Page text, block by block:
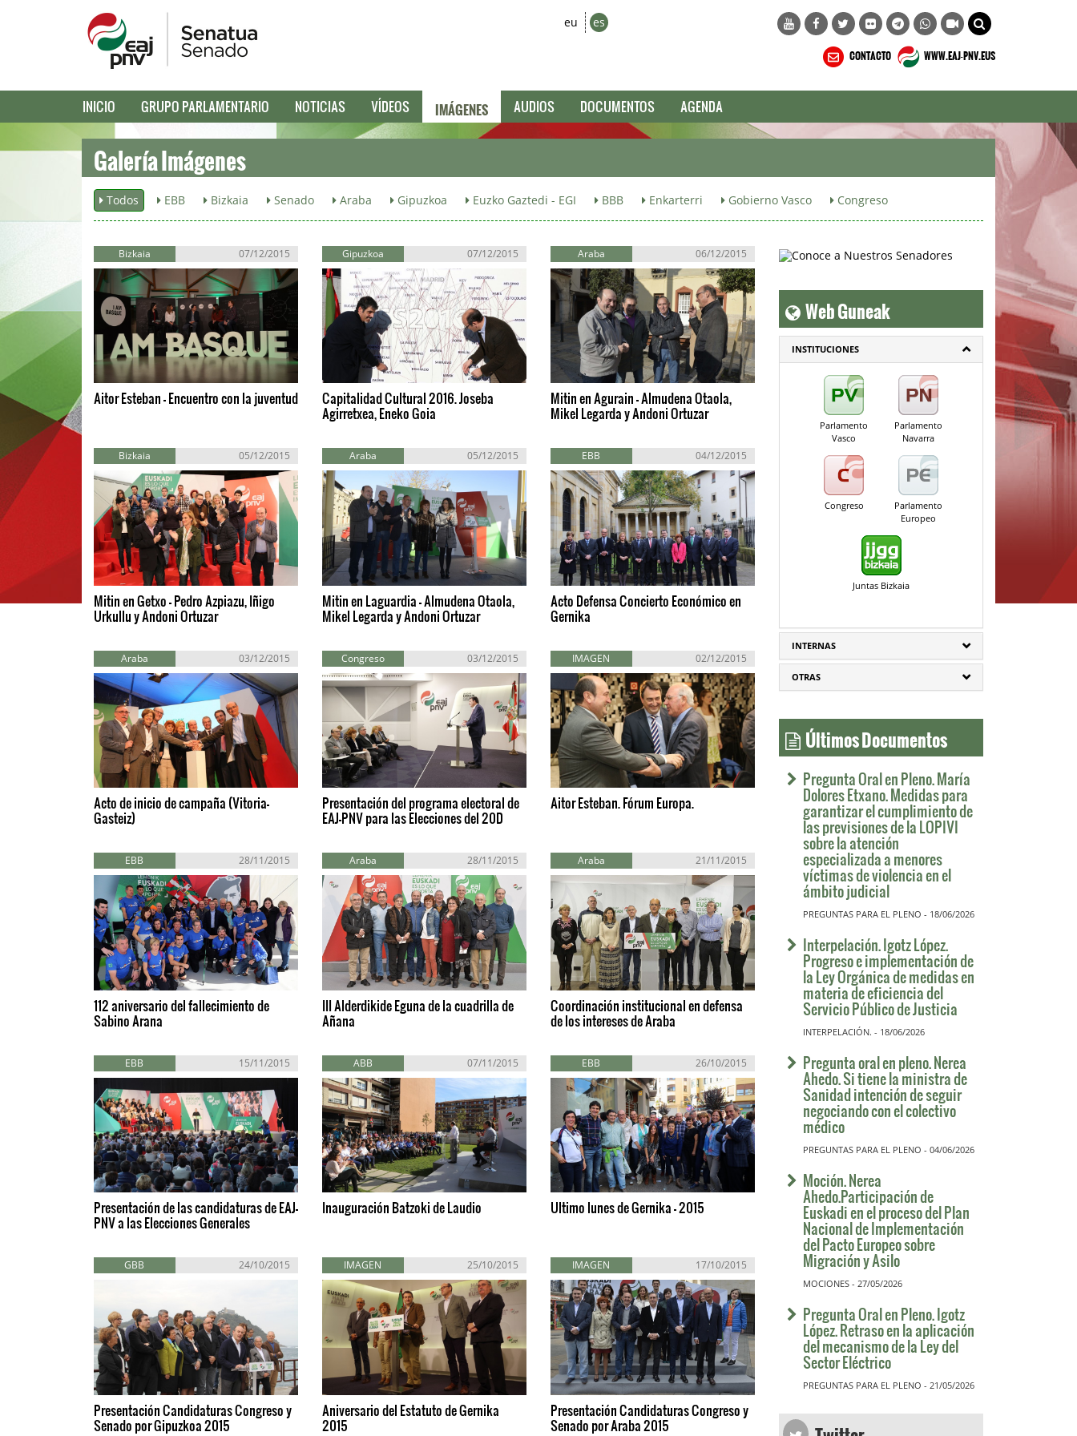
eu es
CONTACTO WWW.EAJ-PNV.EUS
INICIO GRUPO PARLAMENTARIO NOTICIAS VÍDEOS IMÁGENES AUDIOS DOCUMENTOS AGENDA
Galería Imágenes
Todos EBB Bizkaia Senado Araba Gipuzkoa Euzko Gaztedi - EGI BBB Enkarterri Gobierno Vasco Congreso
Bizkaia 07/12/2015
Aitor Esteban - Encuentro con la juventud
Gipuzkoa 07/12/2015
Capitalidad Cultural 2016. Joseba
Agirretxea, Eneko Goia
Araba 06/12/2015
Mitin en Agurain - Almudena Otaola,
Mikel Legarda y Andoni Ortuzar
Bizkaia 05/12/2015
Mitin en Getxo - Pedro Azpiazu, Iñigo
Urkullu y Andoni Ortuzar
Araba 05/12/2015
Mitin en Laguardia - Almudena Otaola,
Mikel Legarda y Andoni Ortuzar
EBB 04/12/2015
Acto Defensa Concierto Económico en
Gernika
Araba 03/12/2015
Acto de inicio de campaña (Vitoria-
Gasteiz)
Congreso 03/12/2015
Presentación del programa electoral de
EAJ-PNV para las Elecciones del 20D
IMAGEN 02/12/2015
Aitor Esteban. Fórum Europa.
EBB 28/11/2015
112 aniversario del fallecimiento de
Sabino Arana
Araba 28/11/2015
III Alderdikide Eguna de la cuadrilla de
Añana
Araba 21/11/2015
Coordinación institucional en defensa
de los intereses de Araba
EBB 15/11/2015
Presentación de las candidaturas de EAJ-
PNV a las Elecciones Generales
ABB 07/11/2015
Inauguración Batzoki de Laudio
EBB 26/10/2015
Ultimo lunes de Gernika - 2015
GBB 24/10/2015
Presentación Candidaturas Congreso y
Senado por Gipuzkoa 2015
IMAGEN 25/10/2015
Aniversario del Estatuto de Gernika
2015
IMAGEN 17/10/2015
Presentación Candidaturas Congreso y
Senado por Araba 2015
Web Guneak
INSTITUCIONES
Parlamento
Vasco
Parlamento
Navarra
Congreso
Parlamento
Europeo
Juntas Bizkaia
INTERNAS
OTRAS
Últimos Documentos
Pregunta Oral en Pleno. María
Dolores Etxano. Medidas para
garantizar el cumplimiento de
las previsiones de la LOPIVI
sobre la atención
especializada a menores
víctimas de violencia en el
ámbito judicial
PREGUNTAS PARA EL PLENO - 18/06/2026
Interpelación. Igotz López.
Progreso e implementación de
la Ley Orgánica de medidas en
materia de eficiencia del
Servicio Público de Justicia
INTERPELACIÓN. - 18/06/2026
Pregunta oral en pleno. Nerea
Ahedo. Si tiene la ministra de
Sanidad intención de seguir
negociando con el colectivo
médico
PREGUNTAS PARA EL PLENO - 04/06/2026
Moción. Nerea
Ahedo.Participación de
Euskadi en el proceso del Plan
Nacional de Implementación
del Pacto Europeo sobre
Migración y Asilo
MOCIONES - 27/05/2026
Pregunta Oral en Pleno. Igotz
López. Retraso en la aplicación
del mecanismo de la Ley del
Sector Eléctrico
PREGUNTAS PARA EL PLENO - 21/05/2026